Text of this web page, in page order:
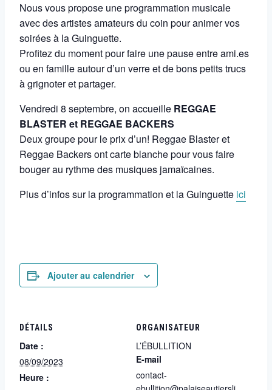
Nous vous propose une programmation musicale
avec des artistes amateurs du coin pour animer vos
soirées à la Guinguette.
Profitez du moment pour faire une pause entre ami.es
ou en famille autour d’un verre et de bons petits trucs
à grignoter et partager.
Vendredi 8 septembre, on accueille REGGAE
BLASTER et REGGAE BACKERS
Deux groupe pour le prix d’un! Reggae Blaster et
Reggae Backers ont carte blanche pour vous faire
bouger au rythme des musiques jamaïcaines.
Plus d’infos sur la programmation et la Guinguette ici
Ajouter au calendrier
DÉTAILS
Date :
08/09/2023
Heure :
ORGANISATEUR
L’ÉBULLITION
E-mail
contact-